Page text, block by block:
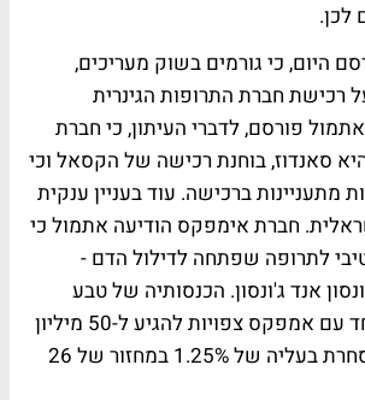
לכן.
היום, כי גורמים בשוק מעריכים,
חברת התרופות הגינרית
פורסם, לדברי העיתון, כי חברת
סאנדוז, בוחנת רכישה של הקסאל וכי
מתעניינות ברכישה. עוד בעניין ענקית
חברת אימפקס הודיעה אתמול כי
לתרופה שפתחה לדילול הדם -
אנד ג'ונסון. הכנסותיה של טבע
משיווק התרופה יחד עם אמפקס צפויות להגיע ל-50 מיליון
דולר. מניית טבע נסחרת בעליה של 1.25% במחזור של 26